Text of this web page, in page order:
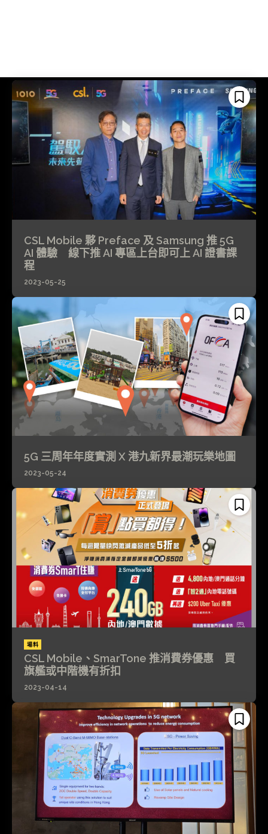
CSL Mobile 夥 Preface 及 Samsung 推 5G
AI 體驗 線下推 AI 專區上台即可上 AI 證書課
程
2023-05-25
5G 三周年年度實測 X 港九新界最潮玩樂地圖
2023-05-24
場料
CSL Mobile、SmarTone 推消費券優惠 買
旗艦或中階機有折扣
2023-04-14